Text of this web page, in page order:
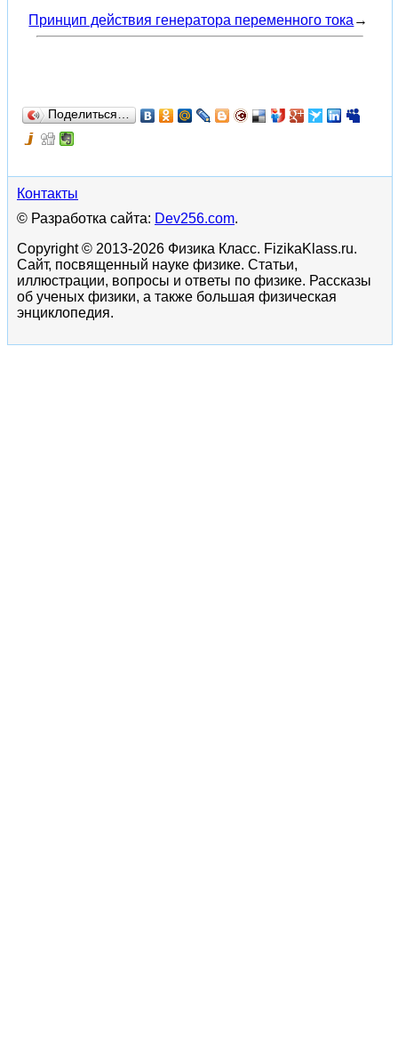
Принцип действия генератора переменного тока →
Поделиться…
Контакты
© Разработка сайта: Dev256.com.
Copyright © 2013-2026 Физика Класс. FizikaKlass.ru.
Сайт, посвященный науке физике. Статьи,
иллюстрации, вопросы и ответы по физике. Рассказы
об ученых физики, а также большая физическая
энциклопедия.